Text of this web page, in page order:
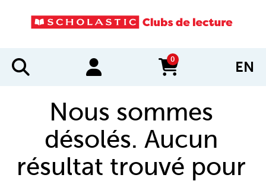
0
items in cart EN
Nous sommes
désolés. Aucun
résultat trouvé pour